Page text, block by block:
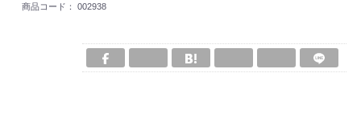
商品コード： 002938